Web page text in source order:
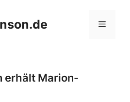
Menü
erhält Marion-